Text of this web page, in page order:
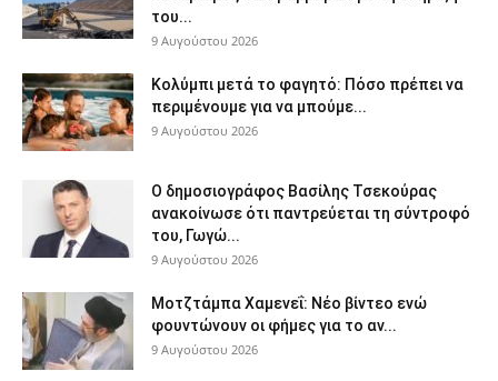
του...
9 Αυγούστου 2026
Κολύμπι μετά το φαγητό: Πόσο πρέπει να
περιμένουμε για να μπούμε...
9 Αυγούστου 2026
Ο δημοσιογράφος Βασίλης Τσεκούρας
ανακοίνωσε ότι παντρεύεται τη σύντροφό
του, Γωγώ...
9 Αυγούστου 2026
Μοτζτάμπα Χαμενεΐ: Νέο βίντεο ενώ
φουντώνουν οι φήμες για το αν...
9 Αυγούστου 2026